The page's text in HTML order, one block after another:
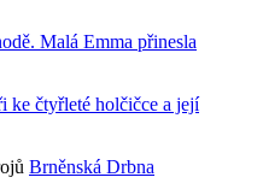
Malá Emma přinesla
ke čtyřleté holčičce a její
Brněnská Drbna